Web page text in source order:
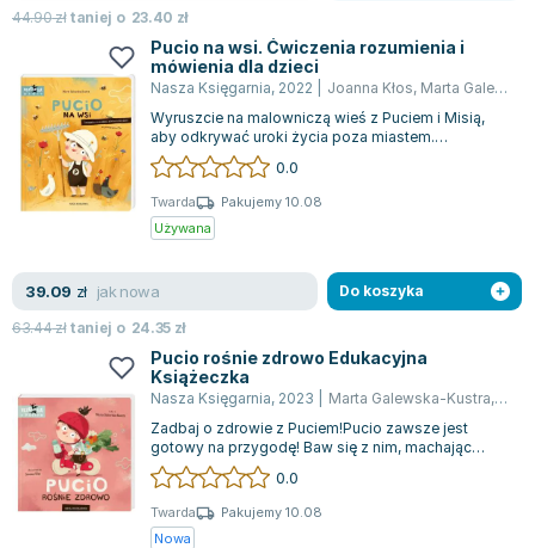
Książki o naukach politycznych dla studentów
Książki do nauk przyrodniczych dla studentów
Książki do nauk społecznych dla studentów
Książki do nauk ścisłych dla studentów
Prawo - książki dla studentów
Technologia żywności - książki
Zarządzanie i marketing - książki
Podręczniki dla nauczycieli - metodyka
Repetytoria, testy i materiały pomocnicze
Bolesław Prus
Clive Cussler
Wanda Chotomska
Józef Ignacy Kraszewski
Clive Staples Lewis
Martyna Wojciechowska
Melissa De la Cruz
Agatha Christie
Witold Gadowski
Jan Pietrzak
Marcin Kowalczyk
Piotr Zychowicz
Joanna Jabłczyńska
Piotr Kościelny
44.90złtaniej o 23.40 zł
Pucio na wsi. Ćwiczenia rozumienia i
mówienia dla dzieci
Nasza Księgarnia, 2022 Joanna Kłos, Marta Galewska-Kustra
Wyruszcie na malowniczą wieś z Puciem i Misią,
aby odkrywać uroki życia poza miastem.
Odwiedzicie urokliwe gospodarstwo pana Henry...
0.0
Twarda
Pakujemy 10.08
Używana
39.09 zł jak nowa
63.44złtaniej o 24.35 zł
Do koszyka
Pucio rośnie zdrowo Edukacyjna
Książeczka
Nasza Księgarnia, 2023 Marta Galewska-Kustra,
Zadbaj o zdrowie z Puciem!Pucio zawsze jest
gotowy na przygodę! Baw się z nim, machając
rękami, kiwając głową, a także radośnie tu...
0.0
Twarda
Pakujemy 10.08
Nowa